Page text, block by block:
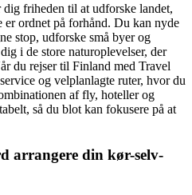
friheden til at udforske landet,
er ordnet på forhånd. Du kan nyde
stop, udforske små byer og
i de store naturoplevelser, der
du rejser til Finland med Travel
og velplanlagte ruter, hvor du
af fly, hoteller og
så du blot kan fokusere på at
arrangere din kør-selv-